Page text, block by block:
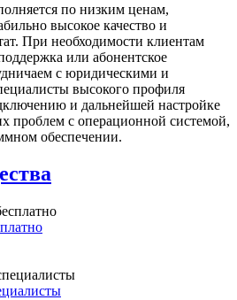
по низким ценам,
высокое качество и
При необходимости клиентам
или абонентское
с юридическими и
высокого профиля
и дальнейшей настройке
с операционной системой,
обеспечении.